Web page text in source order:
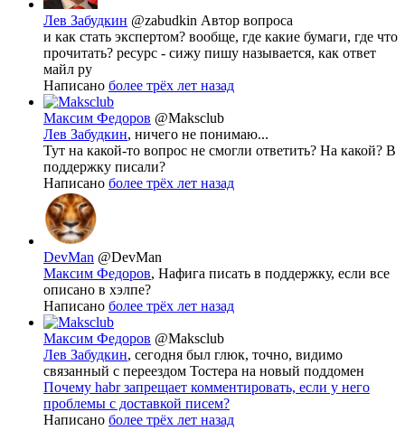
Лев Забудкин @zabudkin Автор вопроса
и как стать экспертом? вообще, где какие бумаги, где что
прочитать? ресурс - сижу пишу называется, как ответ
майл ру
Написано более трёх лет назад
Максим Федоров @Maksclub
Лев Забудкин, ничего не понимаю...
Тут на какой-то вопрос не смогли ответить? На какой? В
поддержку писали?
Написано более трёх лет назад
DevMan @DevMan
Максим Федоров, Нафига писать в поддержку, если все
описано в хэлпе?
Написано более трёх лет назад
Максим Федоров @Maksclub
Лев Забудкин, сегодня был глюк, точно, видимо
связанный с переездом Тостера на новый поддомен
Почему habr запрещает комментировать, если у него
проблемы с доставкой писем?
Написано более трёх лет назад